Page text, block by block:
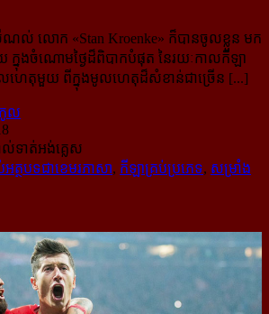
ណល់ លោក «Stan Kroenke» ក៏បានចូលខ្លួន មក
យ ក្នុងចំណោមថ្ងៃដ៏ពិបាកបំផុត នៃរយៈកាលកីឡា
ហេតុមួយ ពីក្នុងមូលហេតុដ៏សំខាន់ជាច្រើន [...]
ល
ល់ទាត់អង់គ្លេស
អត្ថបទជាខេមរភាសា, កីឡាគ្រប់ប្រភេទ, សម្រាំង